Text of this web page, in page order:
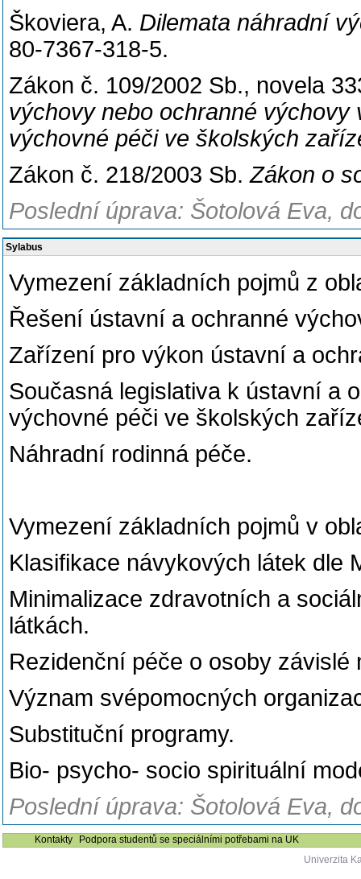
Škoviera, A. Dilemata náhradní
80-7367-318-5.
Zákon č. 109/2002 Sb., novela
výchovy nebo ochranné
výchovné péči ve školských
Zákon č. 218/2003 Sb.Zákon o
Poslední úprava: Šotolová Eva,
Sylabus
Vymezení základních pojmů z
Řešení ústavní a ochranné
Zařízení pro výkon ústavní a
Současná legislativa k ústavní a
výchovné péči ve školských
Náhradní rodinná péče.
Vymezení základních pojmů v
Klasifikace návykových látek dle
Minimalizace zdravotních a
látkách.
Rezidenční péče o osoby
Význam svépomocných
Substituční programy.
Bio- psycho- socio spirituální
Poslední úprava: Šotolová Eva,
Kontakty
Podpora studentů se speciálními potřebami na UK
Univerzita